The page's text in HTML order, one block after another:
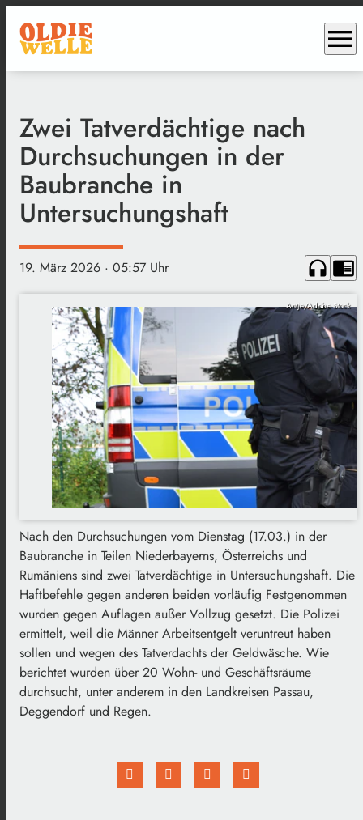
menu
Zwei Tatverdächtige nach
Durchsuchungen in der
Baubranche in
Untersuchungshaft
19. März 2026 · 05:57 Uhr headphones chrome_reader_mode
Antje/Adobe Stock
Nach den Durchsuchungen vom Dienstag (17.03.) in der
Baubranche in Teilen Niederbayerns, Österreichs und
Rumäniens sind zwei Tatverdächtige in Untersuchungshaft. Die
Haftbefehle gegen anderen beiden vorläufig Festgenommen
wurden gegen Auflagen außer Vollzug gesetzt. Die Polizei
ermittelt, weil die Männer Arbeitsentgelt veruntreut haben
sollen und wegen des Tatverdachts der Geldwäsche. Wie
berichtet wurden über 20 Wohn- und Geschäftsräume
durchsucht, unter anderem in den Landkreisen Passau,
Deggendorf und Regen.